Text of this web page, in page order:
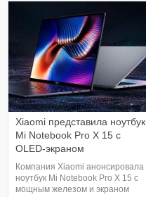
компания Seagate, при этом
карты подходят только для этих
консолей. Чтобы использовать
карту расширения хранилища
Seagate, прост
Xiaomi представила ноутбук
Mi Notebook Pro X 15 с
OLED-экраном
Компания Xiaomi анонсировала
ноутбук Mi Notebook Pro X 15 с
мощным железом и экраном